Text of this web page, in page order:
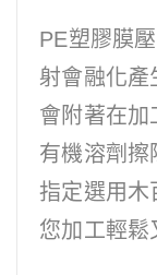
PE塑膠膜
射會融化產
會附著在加
有機溶劑擦
指定選用木
您加工輕鬆